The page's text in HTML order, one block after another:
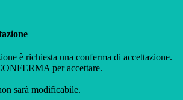
è richiesta una conferma di accettazione.
per accettare.
sarà modificabile.